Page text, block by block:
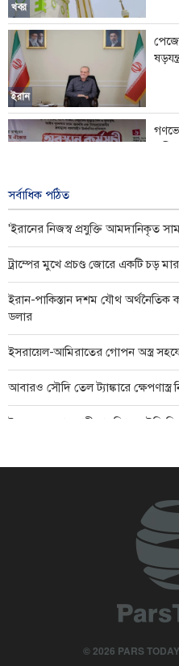
শান্তি প্রচেষ্টায় বাধা দিচ্ছে ইসরায়েল:
মার্কিন অস্ত্র সংকটের খবর ফাঁসে ক্ষুব্ধ
খবর
ইরান
খবর
সর্বাধিক পঠিত
'ইরানের নিজস্ব প্রযুক্তি আমদানিকৃত
ট্রাম্পের মুখে প্রচণ্ড জোরে একটি চড়
ইরান-পাকিস্তান দশম যৌথ অর্থনৈতিক
ডলার
ইসরায়েল-আমিরাতের গোপন অস্ত্র
আবারও সৌদি তেল ট্যাঙ্কারে
ইয়েমেনের রাজধানী প্রকম্পিত সৌদি
মার্কিন ঘাঁটি নিয়ে ইরানের হুঁশিয়ারি:
দিল্লিতে সংবাদ সম্মেলনে শেখ
মার্কিন অস্ত্র সংকটের খবর ফাঁসে ক্ষুব্ধ
© 2026 PARS